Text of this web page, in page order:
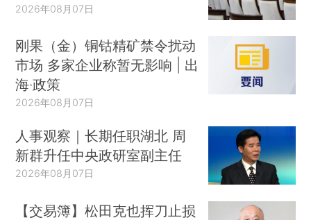
2026年08月07日
刚果（金）铜钴精矿禁令扰动
市场 多家企业称暂无影响 | 出
海·政策
2026年08月07日
人事观察｜长期任职湖北 周
新群升任中央政研室副主任
2026年08月07日
【交易簿】松田克也挥刀止损